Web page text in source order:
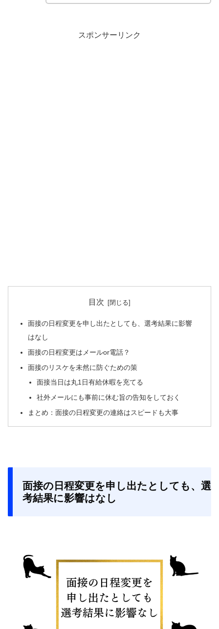
スポンサーリンク
目次
面接の日程変更を申し出たとしても、選考結果に影響
はなし
面接の日程変更はメールor電話？
面接のリスケを未然に防ぐための策
面接当日は丸1日有給休暇を充てる
社外メールにも事前に休む旨の告知をしておく
まとめ：面接の日程変更の連絡はスピードも大事
面接の日程変更を申し出たとしても、選
考結果に影響はなし